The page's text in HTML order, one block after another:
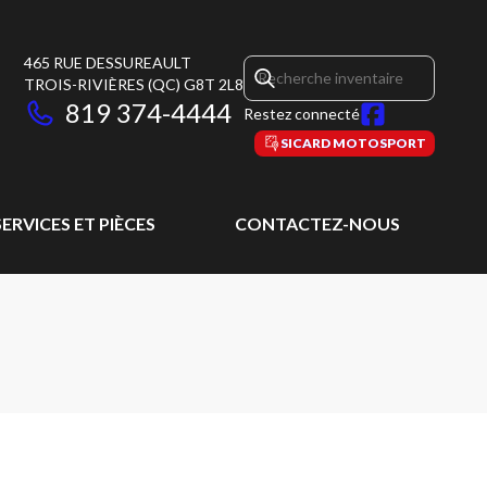
465 RUE DESSUREAULT
TROIS-RIVIÈRES (QC) G8T 2L8
819 374-4444 Restez connecté
SICARD MOTOSPORT
ET PIÈCES CONTACTEZ-NOUS